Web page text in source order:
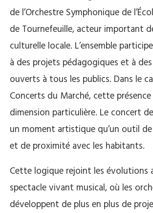
de l’Orchestre Symphonique de
de Tournefeuille, acteur important
culturelle locale. L’ensemble
à des projets pédagogiques et à
ouverts à tous les publics. Dans le
Concerts du Marché, cette
dimension particulière. Le concert
un moment artistique qu’un outil
et de proximité avec les habitants.
Cette logique rejoint les évolutions
spectacle vivant musical, où les
développent de plus en plus de